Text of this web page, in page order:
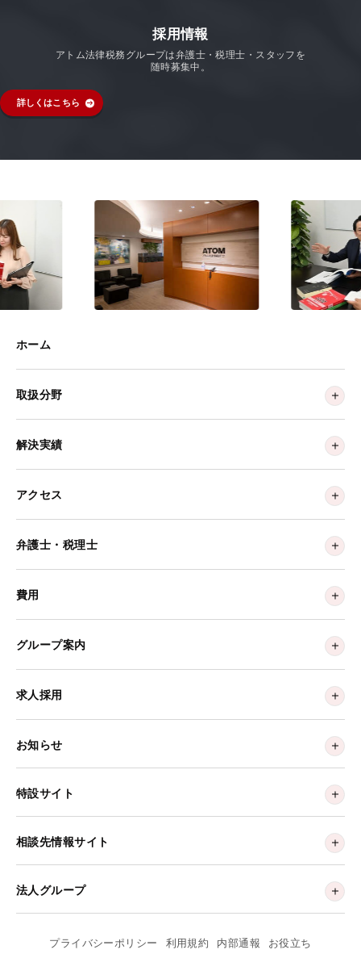
採用情報
アトム法律税務グループは弁護士・税理士・スタッフを
随時募集中。
詳しくはこちら
ホーム
取扱分野
解決実績
アクセス
弁護士・税理士
費用
グループ案内
求人採用
お知らせ
特設サイト
相談先情報サイト
法人グループ
プライバシーポリシー 利用規約 内部通報 お役立ち